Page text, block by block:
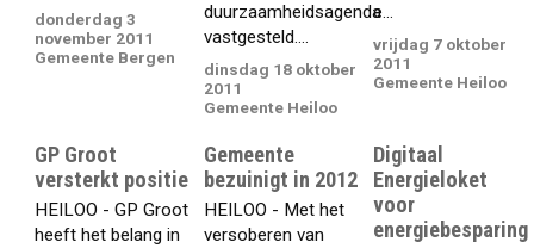
donderdag 3
november 2011
Gemeente Bergen
duurzaamheidsagenda
vastgesteld....
dinsdag 18 oktober
2011
Gemeente Heiloo
e...
vrijdag 7 oktober
2011
Gemeente Heiloo
GP Groot
versterkt positie
HEILOO - GP Groot
heeft het belang in
Gemeente
bezuinigt in 2012
HEILOO - Met het
versoberen van
Digitaal
Energieloket
voor
energiebesparing